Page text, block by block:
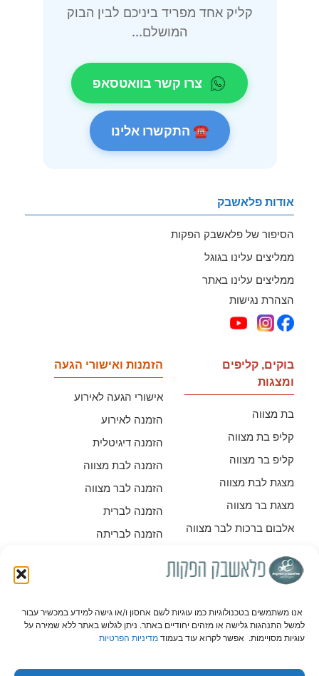
אנו משתמשים בטכנולוגיות כמו עוגיות לשם אחסון ו/או גישה למידע במכשיר עבור
למשל התנהגות גלישה או מזהים יחודיים באתר. ניתן לגלוש באתר ללא שמירה על
עוגיות מסויימות. אפשר לקרוא עוד בעמוד מדיניות הפרטיות
קליק אחד מפריד ביניכם לבין הבוק
המושלם...
צרו קשר בוואטסאפ
☎ התקשרו אלינו
אודות פלאשבק
הסיפור של פלאשבק הפקות
ממליצים עלינו בגוגל
ממליצים עלינו באתר
הצהרת נגישות
בוקים, קליפים
ומצגות
בת מצווה
קליפ בת מצווה
קליפ בר מצווה
מצגת לבת מצווה
מצגת בר מצווה
אלבום ברכות לבר מצווה
מצווה
הזמנות ואישורי הגעה
אישורי הגעה לאירוע
הזמנה לאירוע
הזמנה דיגיטלית
הזמנה לבת מצווה
הזמנה לבר מצווה
הזמנה לברית
הזמנה לבריתה
יצירת קשר